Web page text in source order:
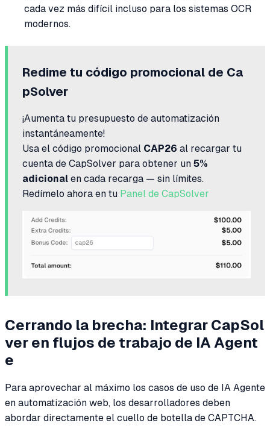
cada vez más difícil incluso para los sistemas OCR
modernos.
Redime tu código promocional de Ca
pSolver
¡Aumenta tu presupuesto de automatización
instantáneamente!
Usa el código promocional CAP26 al recargar tu
cuenta de CapSolver para obtener un 5%
adicional en cada recarga — sin límites.
Redímelo ahora en tu Panel de CapSolver
Cerrando la brecha: Integrar CapSol
ver en flujos de trabajo de IA Agent
e
Para aprovechar al máximo los casos de uso de IA Agente
en automatización web, los desarrolladores deben
abordar directamente el cuello de botella de CAPTCHA.